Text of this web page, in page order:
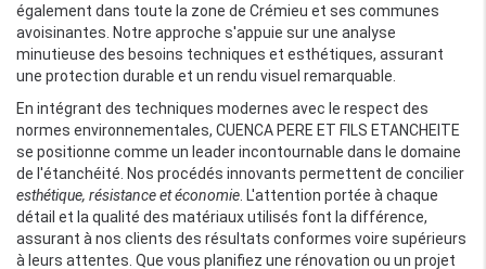
également dans toute la zone de Crémieu et ses communes
avoisinantes. Notre approche s'appuie sur une analyse
minutieuse des besoins techniques et esthétiques, assurant
une protection durable et un rendu visuel remarquable.
En intégrant des techniques modernes avec le respect des
normes environnementales, CUENCA PERE ET FILS ETANCHEITE
se positionne comme un leader incontournable dans le domaine
de l'étanchéité. Nos procédés innovants permettent de concilier
esthétique, résistance et économie . L'attention portée à chaque
détail et la qualité des matériaux utilisés font la différence,
assurant à nos clients des résultats conformes voire supérieurs
à leurs attentes. Que vous planifiez une rénovation ou un projet